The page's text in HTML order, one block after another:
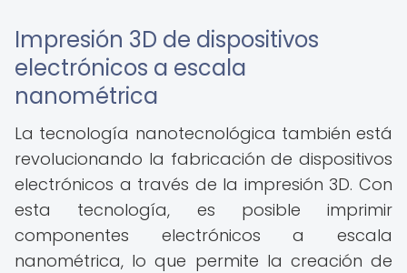
Impresión 3D de dispositivos
electrónicos a escala
nanométrica
La tecnología nanotecnológica también está
revolucionando la fabricación de dispositivos
electrónicos a través de la impresión 3D. Con
esta tecnología, es posible imprimir
componentes electrónicos a escala
nanométrica, lo que permite la creación de